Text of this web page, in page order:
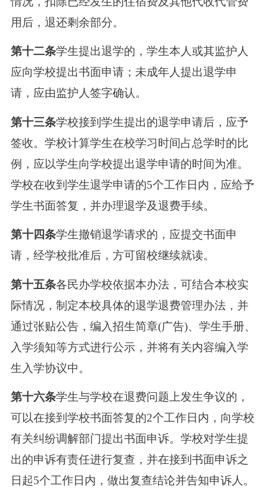
用后，退还剩余部分。
第十二条学生提出退学的，学生本人或其监护人
应向学校提出书面申请；未成年人提出退学申
请，应由监护人签字确认。
第十三条学校接到学生提出的退学申请后，应予
签收。学校计算学生在校学习时间占总学时的比
例，应以学生向学校提出退学申请的时间为准。
学校在收到学生退学申请的5个工作日内，应给予
学生书面答复，并办理退学及退费手续。
第十四条学生撤销退学请求的，应提交书面申
请，经学校批准后，方可留校继续就读。
第十五条各民办学校依据本办法，可结合本校实
际情况，制定本校具体的退学退费管理办法，并
通过张贴公告，编入招生简章(广告)、学生手册、
入学须知等方式进行公示，并将有关内容编入学
生入学协议中。
第十六条学生与学校在退费问题上发生争议的，
可以在接到学校书面答复的2个工作日内，向学校
有关纠纷调解部门提出书面申诉。学校对学生提
出的申诉有责任进行复查，并在接到书面申诉之
日起5个工作日内，做出复查结论并告知申诉人。